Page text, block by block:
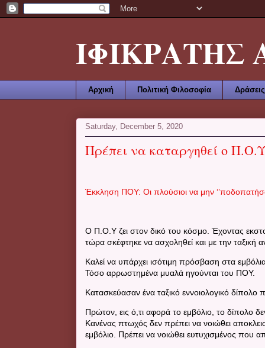
ΙΦΙΚΡΑΤΗΣ
Αρχική Πολιτική Φιλοσοφία Δράσεις
Saturday, December 5, 2020
Πρέπει να καταργηθεί ο
Έκκληση ΠΟΥ: Οι πλούσιοι να μην
Ο Π.Ο.Υ ζει στον δικό του κόσμο. Έχοντας
τώρα σκέφτηκε να ασχοληθεί και με την ταξική
Καλεί να υπάρχει ισότιμη πρόσβαση στα
Τόσο αρρωστημένα μυαλά ηγούνται του ΠΟΥ.
Κατασκεύασαν ένα ταξικό εννοιολογικό δίπολο
Πρώτον, εις ό,τι αφορά το εμβόλιο, το δίπολο
Κανένας πτωχός δεν πρέπει να νοιώθει
εμβόλιο. Πρέπει να νοιώθει ευτυχισμένος που